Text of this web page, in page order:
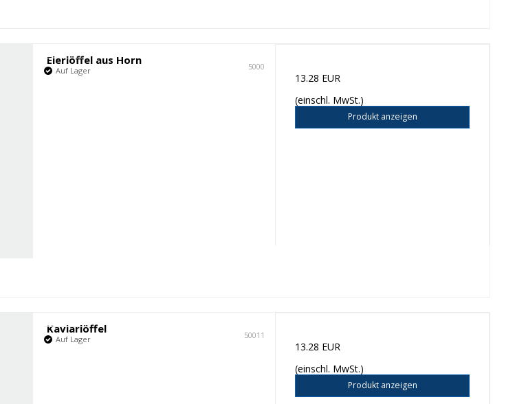
Eierlöffel aus Horn 5000
Auf Lager
13.28 EUR
(einschl. MwSt.)
Produkt anzeigen
Kaviarlöffel 50011
Auf Lager
13.28 EUR
(einschl. MwSt.)
Produkt anzeigen